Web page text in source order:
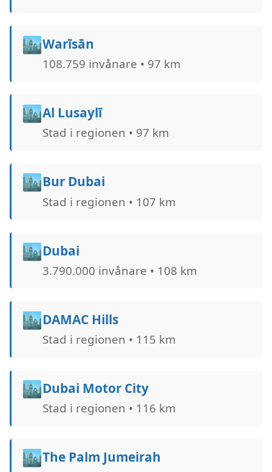
🏙️Warīsān
108.759 invånare • 97 km
🏙️Al Lusaylī
Stad i regionen • 97 km
🏙️Bur Dubai
Stad i regionen • 107 km
🏙️Dubai
3.790.000 invånare • 108 km
🏙️DAMAC Hills
Stad i regionen • 115 km
🏙️Dubai Motor City
Stad i regionen • 116 km
🏙️The Palm Jumeirah